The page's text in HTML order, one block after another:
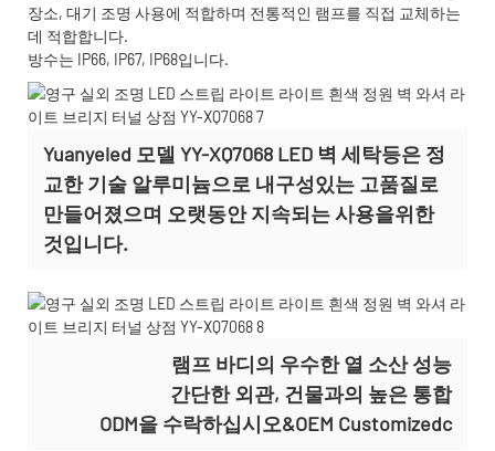
장소, 대기 조명 사용에 적합하며 전통적인 램프를 직접 교체하는
데 적합합니다.
방수는 IP66, IP67, IP68입니다.
Yuanyeled 모델 YY-XQ7068 LED 벽 세탁등은 정
교한 기술 알루미늄으로 내구성있는 고품질로
만들어졌으며 오랫동안 지속되는 사용을위한
것입니다.
램프 바디의 우수한 열 소산 성능
간단한 외관, 건물과의 높은 통합
ODM을 수락하십시오&OEM Customizedc